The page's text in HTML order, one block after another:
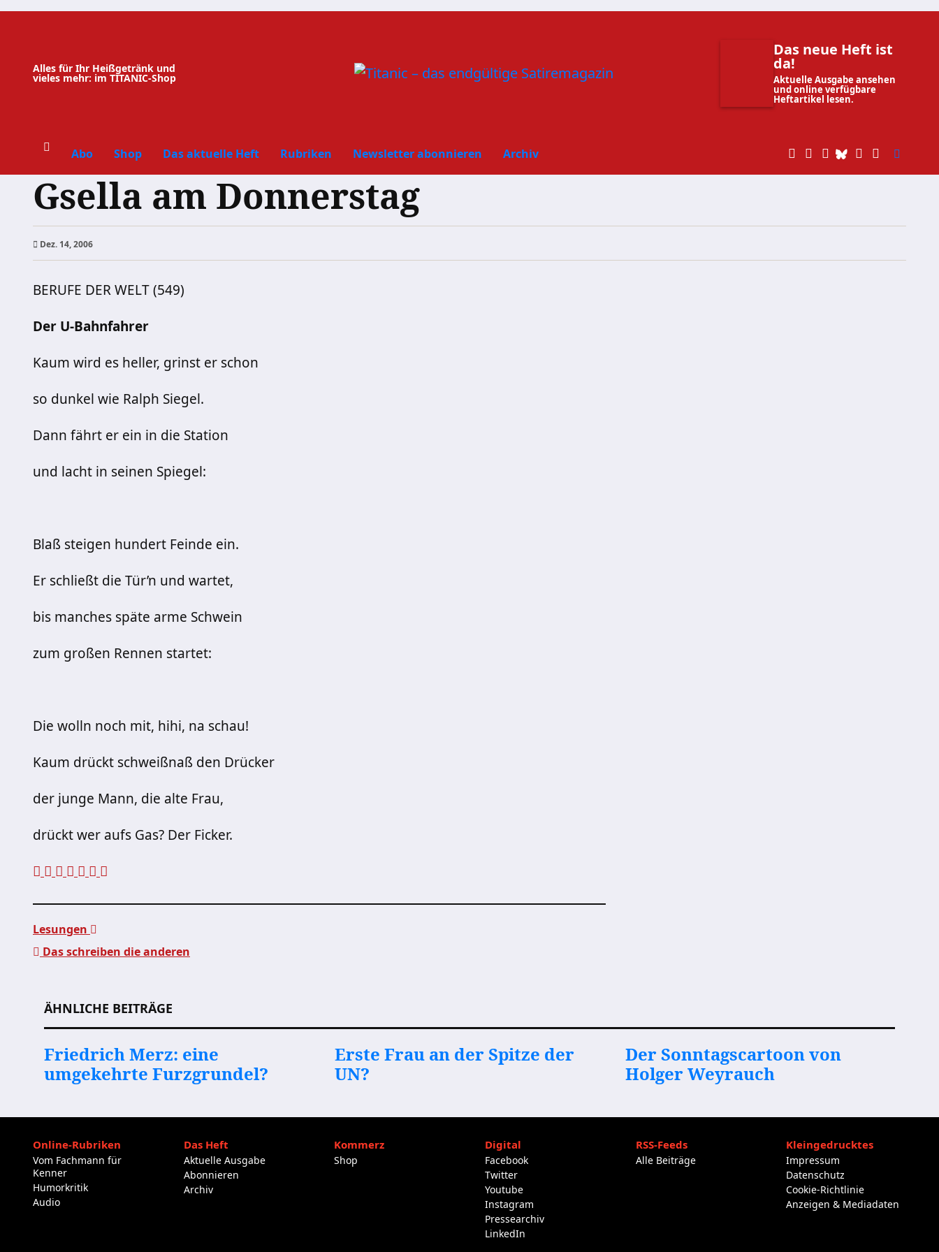
Zum
Alles für Ihr Heißgetränk und
vieles mehr: im TITANIC-Shop
Das neue Heft ist
da!
Aktuelle Ausgabe ansehen
und online verfügbare
Heftartikel lesen.
Abo Shop Das aktuelle Heft Rubriken Newsletter abonnieren Archiv
Gsella am Donnerstag
Dez. 14, 2006
BERUFE DER WELT (549)
Der U-Bahnfahrer
Kaum wird es heller, grinst er schon
so dunkel wie Ralph Siegel.
Dann fährt er ein in die Station
und lacht in seinen Spiegel:
Blaß steigen hundert Feinde ein.
Er schließt die Tür’n und wartet,
bis manches späte arme Schwein
zum großen Rennen startet:
Die wolln noch mit, hihi, na schau!
Kaum drückt schweißnaß den Drücker
der junge Mann, die alte Frau,
drückt wer aufs Gas? Der Ficker.
Lesungen
Das schreiben die anderen
ÄHNLICHE BEITRÄGE
Friedrich Merz: eine
umgekehrte Furzgrundel?
Erste Frau an der Spitze der
UN?
Der Sonntagscartoon von
Holger Weyrauch
Online-Rubriken
Vom Fachmann für
Kenner
Humorkritik
Audio
Das Heft
Aktuelle Ausgabe
Abonnieren
Archiv
Kommerz
Shop
Digital
Facebook
Twitter
Youtube
Instagram
Pressearchiv
LinkedIn
RSS-Feeds
Alle Beiträge
Kleingedrucktes
Impressum
Datenschutz
Cookie-Richtlinie
Anzeigen & Mediadaten